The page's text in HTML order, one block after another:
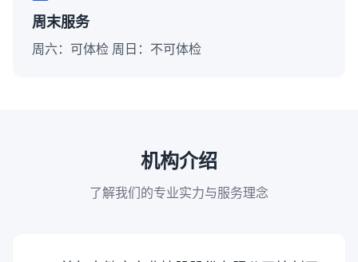
周末服务
周六：可体检 周日：不可体检
机构介绍
了解我们的专业实力与服务理念